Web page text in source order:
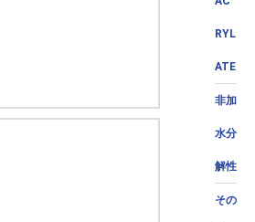
RYL
ATE
非加
水分
解性
その